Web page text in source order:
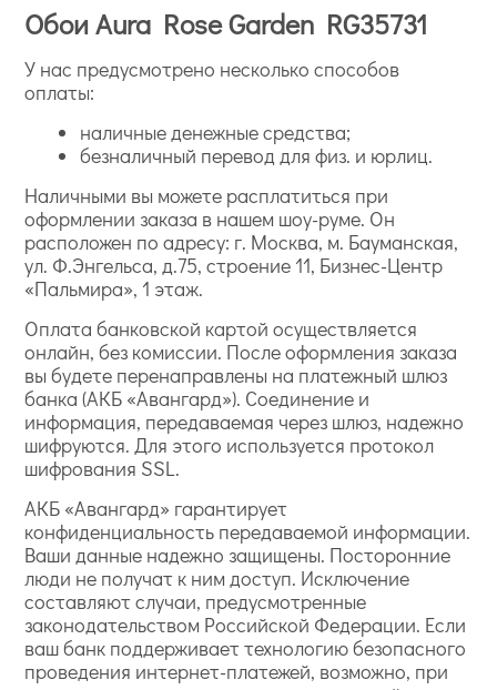
Обои Aura Rose Garden RG35731
У нас предусмотрено несколько способов
оплаты:
наличные денежные средства;
безналичный перевод для физ. и юрлиц.
Наличными вы можете расплатиться при
оформлении заказа в нашем шоу-руме. Он
расположен по адресу: г. Москва, м. Бауманская,
ул. Ф.Энгельса, д.75, строение 11, Бизнес-Центр
«Пальмира», 1 этаж.
Оплата банковской картой осуществляется
онлайн, без комиссии. После оформления заказа
вы будете перенаправлены на платежный шлюз
банка (АКБ «Авангард»). Соединение и
информация, передаваемая через шлюз, надежно
шифруются. Для этого используется протокол
шифрования SSL.
АКБ «Авангард» гарантирует
конфиденциальность передаваемой информации.
Ваши данные надежно защищены. Посторонние
люди не получат к ним доступ. Исключение
составляют случаи, предусмотренные
законодательством Российской Федерации. Если
ваш банк поддерживает технологию безопасного
проведения интернет-платежей, возможно, при